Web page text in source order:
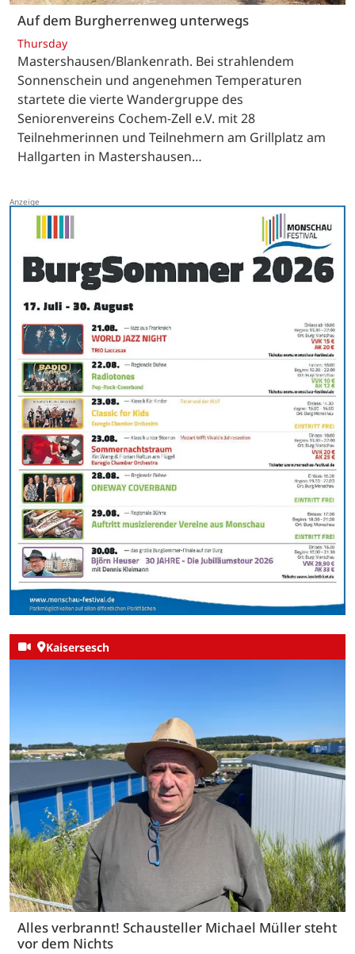
Auf dem Burgherrenweg unterwegs
Thursday
Mastershausen/Blankenrath. Bei strahlendem
Sonnenschein und angenehmen Temperaturen
startete die vierte Wandergruppe des
Seniorenvereins Cochem-Zell e.V. mit 28
Teilnehmerinnen und Teilnehmern am Grillplatz am
Hallgarten in Mastershausen…
Kaisersesch
Alles verbrannt! Schausteller Michael Müller steht
vor dem Nichts